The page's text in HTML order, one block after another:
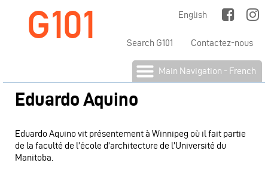
G101 English
Contactez-nous
Search G101
Main Navigation - French
Eduardo Aquino
Eduardo Aquino vit présentement à Winnipeg où il fait partie
de la faculté de l’école d’architecture de l’Université du
Manitoba.